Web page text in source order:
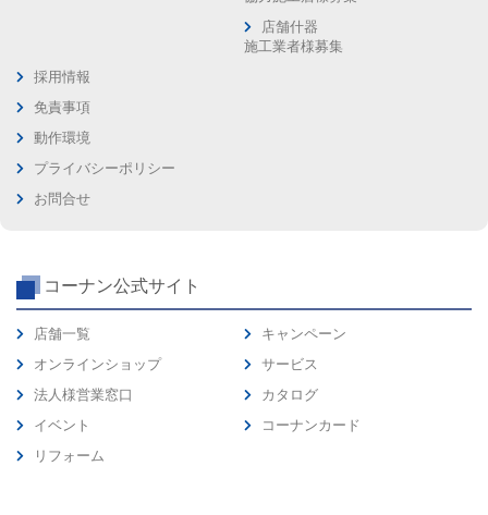
店舗什器
施工業者様募集
採用情報
免責事項
動作環境
プライバシーポリシー
お問合せ
コーナン公式サイト
店舗一覧
オンラインショップ
法人様営業窓口
イベント
リフォーム
キャンペーン
サービス
カタログ
コーナンカード